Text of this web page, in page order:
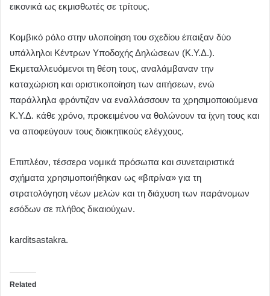
εικονικά ως εκμισθωτές σε τρίτους.
Κομβικό ρόλο στην υλοποίηση του σχεδίου έπαιξαν δύο
υπάλληλοι Κέντρων Υποδοχής Δηλώσεων (Κ.Υ.Δ.).
Εκμεταλλευόμενοι τη θέση τους, αναλάμβαναν την
καταχώριση και οριστικοποίηση των αιτήσεων, ενώ
παράλληλα φρόντιζαν να εναλλάσσουν τα χρησιμοποιούμενα
Κ.Υ.Δ. κάθε χρόνο, προκειμένου να θολώνουν τα ίχνη τους και
να αποφεύγουν τους διοικητικούς ελέγχους.
Επιπλέον, τέσσερα νομικά πρόσωπα και συνεταιριστικά
σχήματα χρησιμοποιήθηκαν ως «βιτρίνα» για τη
στρατολόγηση νέων μελών και τη διάχυση των παράνομων
εσόδων σε πλήθος δικαιούχων.
karditsastakra.
Related